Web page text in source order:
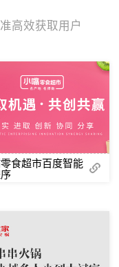
高效获取用户
食超市百度智能